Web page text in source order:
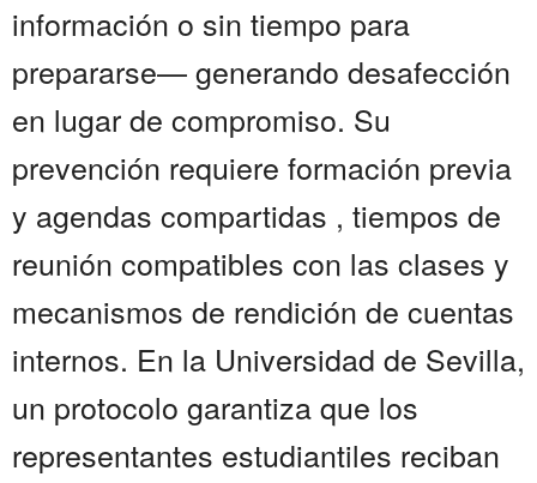
información o sin tiempo para
prepararse— generando desafección
en lugar de compromiso. Su
prevención requiere formación previa
y agendas compartidas , tiempos de
reunión compatibles con las clases y
mecanismos de rendición de cuentas
internos. En la Universidad de Sevilla,
un protocolo garantiza que los
representantes estudiantiles reciban